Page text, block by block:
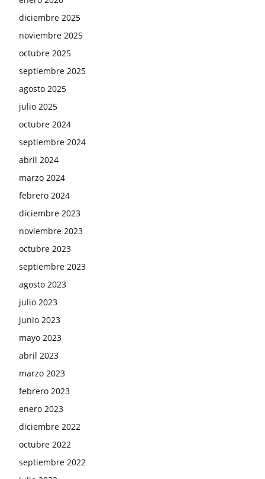
diciembre 2025
noviembre 2025
octubre 2025
septiembre 2025
agosto 2025
julio 2025
octubre 2024
septiembre 2024
abril 2024
marzo 2024
febrero 2024
diciembre 2023
noviembre 2023
octubre 2023
septiembre 2023
agosto 2023
julio 2023
junio 2023
mayo 2023
abril 2023
marzo 2023
febrero 2023
enero 2023
diciembre 2022
octubre 2022
septiembre 2022